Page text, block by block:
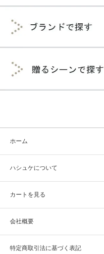
ホーム
ハシュケについて
カートを見る
会社概要
特定商取引法に基づく表記